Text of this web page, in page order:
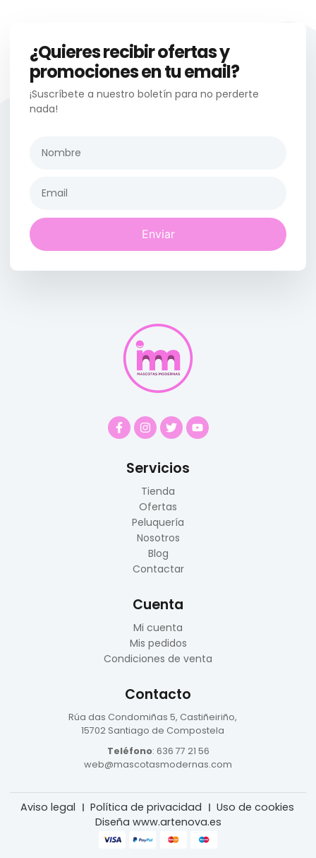
¿Quieres recibir ofertas y
promociones en tu email?
¡Suscríbete a nuestro boletín para no perderte
nada!
Enviar
Servicios
Tienda
Ofertas
Peluquería
Nosotros
Blog
Contactar
Cuenta
Mi cuenta
Mis pedidos
Condiciones de venta
Contacto
Rúa das Condomiñas 5, Castiñeiriño,
15702 Santiago de Compostela
Teléfono: 636 77 21 56
web@mascotasmodernas.com
Aviso legal Política de privacidad
Uso de cookies
Diseña www.artenova.es